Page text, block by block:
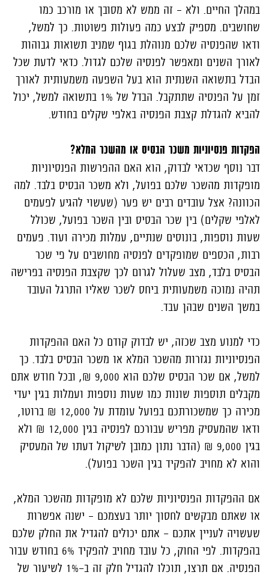
במהלך החיים. ולא – זה ממש לא מסובך או מורכב כמו
שחושבים. מספיק לבצע כמה פעולות פשוטות. כך למשל,
ודאו שהפנסיה שלכם מנוהלת בגוף שמניב תשואות גבוהות
לאורך השנים ומאפשר לפנסיה שלכם לגדול. כדאי לדעת שכל
הבדל בתשואה השנתית הוא בעל השפעה משמעותית לאורך
זמן על הפנסיה שתתקבל. הבדל של 1% בתשואה למשל, יכול
להביא להגדלת קצבת הפנסיה באלפי שקלים בחודש.
הפקדות פנסיוניות משכר הבסיס או מהשכר המלא?
דבר נוסף שכדאי לבדוק, הוא האם ההפרשות הפנסיוניות
מופקדות מהשכר שלכם בפועל, ולא משכר הבסיס בלבד. למה
הכוונה? אצל עובדים רבים יש פער (שעשוי להגיע לפעמים
לאלפי שקלים) בין שכר הבסיס ובין השכר בפועל, שכולל
שעות נוספות, בונוסים שנתיים, עמלות מכירה ועוד. פעמים
רבות, הכספים שמופקדים לפנסיה מחושבים על פי שכר
הבסיס בלבד, מצב שעלול לגרום לכך שקצבת הפנסיה בפרישה
תהיה נמוכה משמעותית ביחס לשכר שאליו התרגל העובד
במשך השנים שבהן עבד.
כדי למנוע מצב שכזה, יש לבדוק קודם כל האם ההפקדות
הפנסיוניות נגזרות מהשכר המלא או משכר הבסיס בלבד. כך
למשל, אם שכר הבסיס שלכם הוא 9,000 ₪, ובכל חודש אתם
מקבלים תוספות שונות כמו שעות נוספות ועמלות בגין יעדי
מכירה כך שמשכורתכם בפועל עומדת על 12,000 ₪ ברוטו,
ודאו שהמעסיק מפריש עבורכם לפנסיה בגין 12,000 ₪ ולא
בגין 9,000 ₪ (הדבר נתון כמובן לשיקול דעתו של המעסיק
והוא לא מחויב להפקיד בגין השכר בפועל).
אם ההפקדות הפנסיוניות שלכם לא מופקדות מהשכר המלא,
או שאתם מבקשים לחסוך יותר בעצמכם – ישנה אפשרות
שעשויה לעניין אתכם - אתם יכולים להגדיל את החלק שלכם
בהפקדות. לפי החוק, כל עובד מחויב להפקיד 6% בחודש עבור
הפנסיה. אם תרצו, תוכלו להגדיל חלק זה ב-1% לשיעור של